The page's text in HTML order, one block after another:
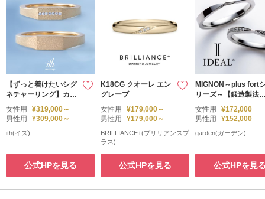
【ずっと着けたいシグ
ネチャーリング】カン
パーナ / Campana
女性用
¥319,000～
男性用
¥309,000～
ith(イズ)
公式HPを見る
K18CG クオーレ エン
グレーブ
女性用
¥179,000～
男性用
¥179,000～
BRILLIANCE+(ブリリアンスプ
ラス)
公式HPを見る
MIGNON～plus fort
リーズ～【鍛造製法
結婚指輪】
女性用
¥172,000
男性用
¥152,000
garden(ガーデン)
公式HPを見